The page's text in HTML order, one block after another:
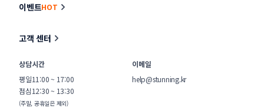
이벤트HOT
고객 센터
상담시간
평일11:00 ~ 17:00
점심12:30 ~ 13:30
(주말, 공휴일은 제외)
이메일
help@stunning.kr